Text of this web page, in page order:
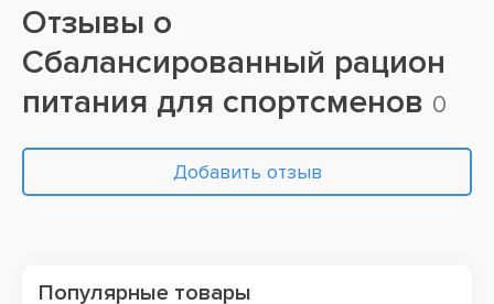
Отзывы о
Сбалансированный рацион
питания для спортсменов 0
Добавить отзыв
Популярные товары